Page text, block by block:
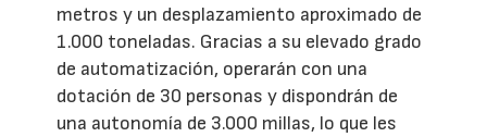
metros y un desplazamiento aproximado de
1.000 toneladas. Gracias a su elevado grado
de automatización, operarán con una
dotación de 30 personas y dispondrán de
una autonomía de 3.000 millas, lo que les